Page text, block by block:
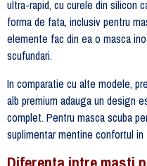
ultra-rapid, cu curele din silicon
forma de fata, inclusiv pentru
elemente fac din ea o masca
scufundari.
In comparatie cu alte modele,
alb premium adauga un design
complet. Pentru masca scuba
suplimentar mentine confortul